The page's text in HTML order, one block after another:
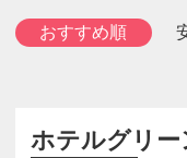
おすすめ順
ホテルグリ